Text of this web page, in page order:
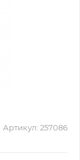
Артикул: 257086